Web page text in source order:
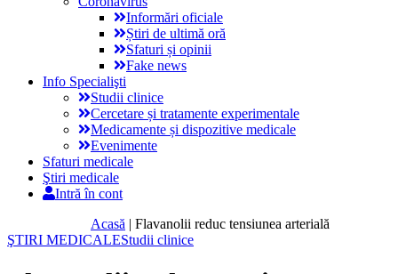
Informări oficiale
Știri de ultimă oră
Sfaturi și opinii
Fake news
Info Specialişti
Studii clinice
Cercetare și tratamente experimentale
Medicamente și dispozitive medicale
Evenimente
Sfaturi medicale
Ştiri medicale
Intră în cont
Acasă | Flavanolii reduc tensiunea arterială
ŞTIRI MEDICALEStudii clinice